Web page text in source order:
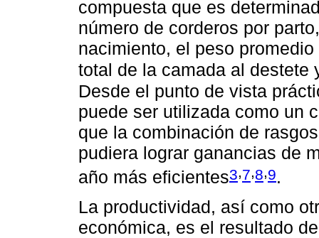
compuesta que es
número de corderos por
nacimiento, el peso
total de la camada al destete
Desde el punto de vista
puede ser utilizada como un
que la combinación de
pudiera lograr ganancias de
año más eficientes3,7,8,9.
La productividad, así como
económica, es el resultado